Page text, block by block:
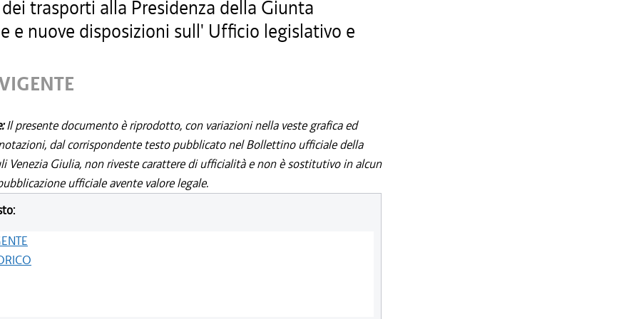
trasporti alla Presidenza della Giunta
e nuove disposizioni sull' Ufficio legislativo e
Il presente documento è riprodotto, con variazioni nella veste grafica ed
dal corrispondente testo pubblicato nel Bollettino ufficiale della
Venezia Giulia, non riveste carattere di ufficialità e non è sostitutivo in alcun
ufficiale avente valore legale.